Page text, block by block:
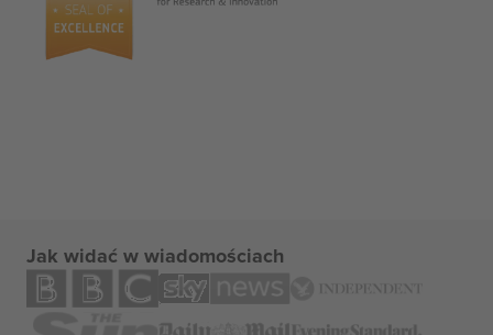
Jak widać w wiadomościach